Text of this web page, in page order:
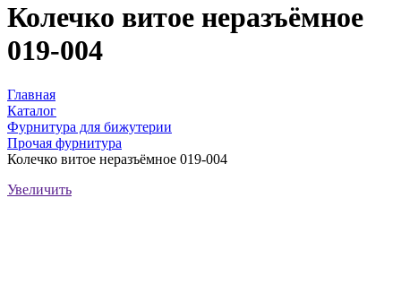
Колечко витое неразъёмное
019-004
Главная
Каталог
Фурнитура для бижутерии
Прочая фурнитура
Колечко витое неразъёмное 019-004
Увеличить